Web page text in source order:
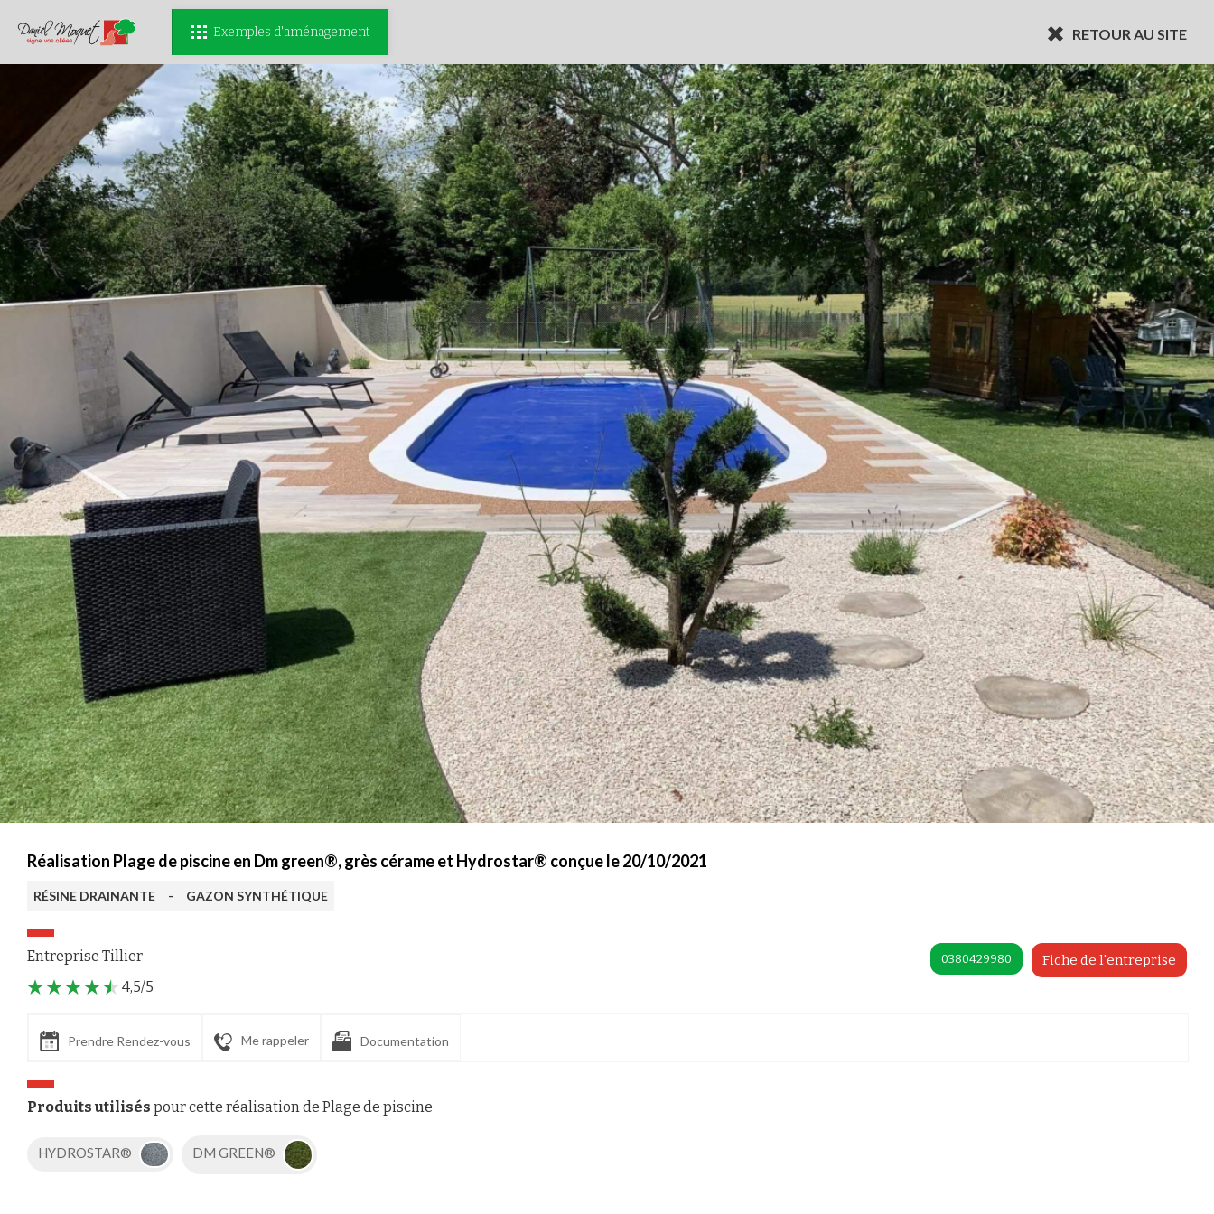
RETOUR AU SITE
Exemples d'aménagement
Réalisation Plage de piscine en Dm green®, grès cérame et Hydrostar® conçue le 20/10/2021
RÉSINE DRAINANTE - GAZON SYNTHÉTIQUE
Entreprise Tillier Fiche de l'entreprise
0380429980
4,5/5
Prendre Rendez-vous Me rappeler Documentation
Produits utilisés pour cette réalisation de Plage de piscine
HYDROSTAR® DM GREEN®